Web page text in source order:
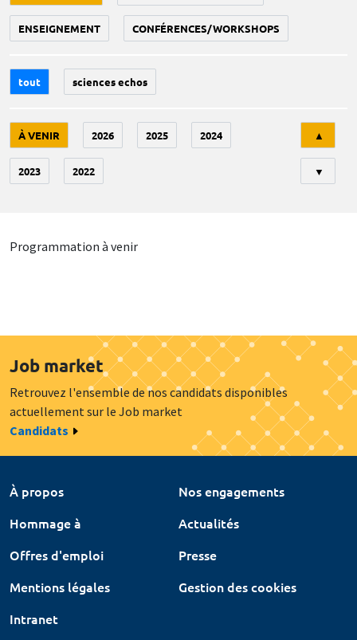
ENSEIGNEMENT CONFÉRENCES/WORKSHOPS
tout sciences echos
À VENIR 2026 2025 2024
2023 2022
▲
▼
Programmation à venir
Job market
Retrouvez l'ensemble de nos candidats disponibles
actuellement sur le Job market
Candidats
À propos
Nos engagements
Hommage à
Actualités
Offres d'emploi
Presse
Mentions légales
Gestion des cookies
Intranet